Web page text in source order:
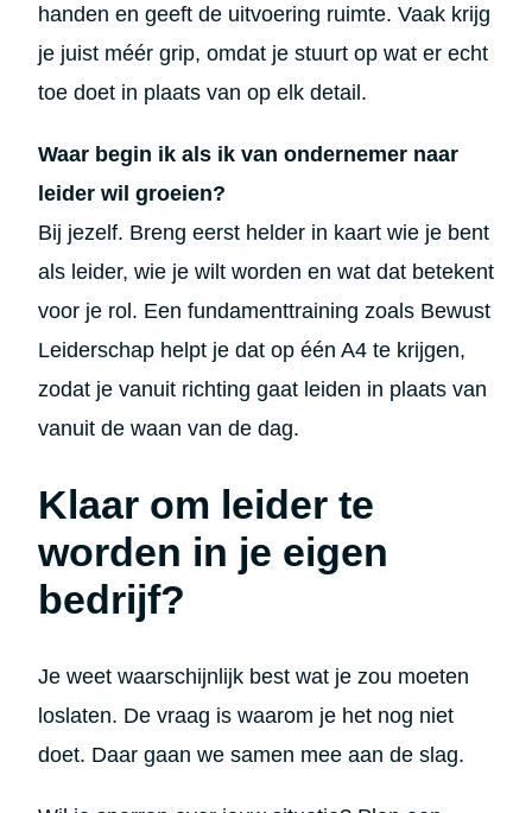
handen en geeft de uitvoering ruimte. Vaak krijg
je juist méér grip, omdat je stuurt op wat er echt
toe doet in plaats van op elk detail.
Waar begin ik als ik van ondernemer naar
leider wil groeien?
Bij jezelf. Breng eerst helder in kaart wie je bent
als leider, wie je wilt worden en wat dat betekent
voor je rol. Een fundamenttraining zoals Bewust
Leiderschap helpt je dat op één A4 te krijgen,
zodat je vanuit richting gaat leiden in plaats van
vanuit de waan van de dag.
Klaar om leider te
worden in je eigen
bedrijf?
Je weet waarschijnlijk best wat je zou moeten
loslaten. De vraag is waarom je het nog niet
doet. Daar gaan we samen mee aan de slag.